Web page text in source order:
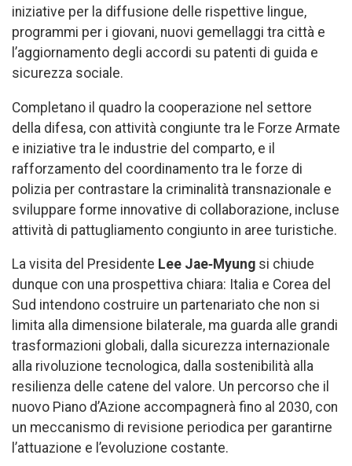
iniziative per la diffusione delle rispettive lingue,
programmi per i giovani, nuovi gemellaggi tra città e
l’aggiornamento degli accordi su patenti di guida e
sicurezza sociale.
Completano il quadro la cooperazione nel settore
della difesa, con attività congiunte tra le Forze Armate
e iniziative tra le industrie del comparto, e il
rafforzamento del coordinamento tra le forze di
polizia per contrastare la criminalità transnazionale e
sviluppare forme innovative di collaborazione, incluse
attività di pattugliamento congiunto in aree turistiche.
La visita del Presidente Lee Jae‑Myung si chiude
dunque con una prospettiva chiara: Italia e Corea del
Sud intendono costruire un partenariato che non si
limita alla dimensione bilaterale, ma guarda alle grandi
trasformazioni globali, dalla sicurezza internazionale
alla rivoluzione tecnologica, dalla sostenibilità alla
resilienza delle catene del valore. Un percorso che il
nuovo Piano d’Azione accompagnerà fino al 2030, con
un meccanismo di revisione periodica per garantirne
l’attuazione e l’evoluzione costante.